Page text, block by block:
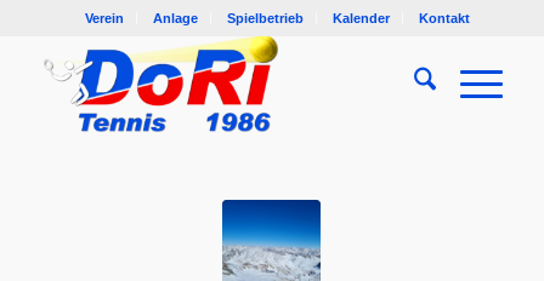
Verein Anlage Spielbetrieb Kalender Kontakt